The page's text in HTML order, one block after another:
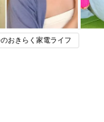
おきらく家電ライフ